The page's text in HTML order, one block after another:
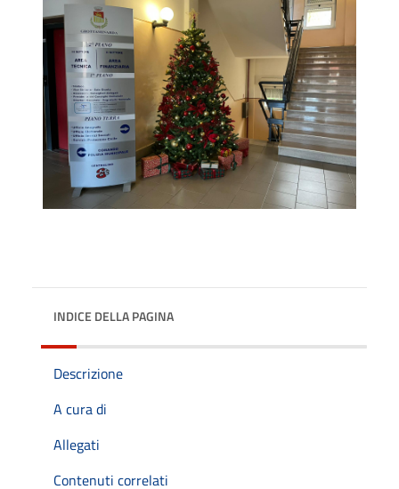
INDICE DELLA PAGINA
Descrizione
A cura di
Allegati
Contenuti correlati